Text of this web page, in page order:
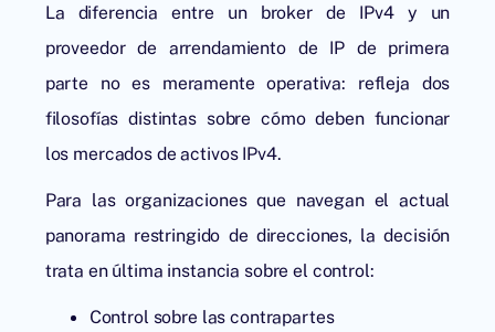
La diferencia entre un broker de IPv4 y un
proveedor de arrendamiento de IP de primera
parte no es meramente operativa: refleja dos
filosofías distintas sobre cómo deben funcionar
los mercados de activos IPv4.
Para las organizaciones que navegan el actual
panorama restringido de direcciones, la decisión
trata en última instancia sobre el control:
Control sobre las contrapartes